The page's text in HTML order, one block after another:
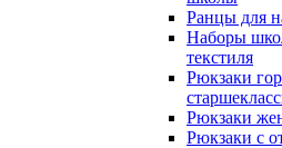
Ранцы для
Наборы
текстиля
Рюкзаки
Рюкзаки
Рюкзаки с